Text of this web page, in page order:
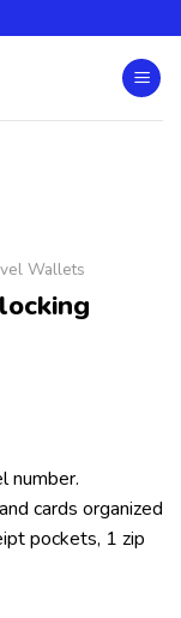
Wallets
number.
cards organized
pockets, 1 zip